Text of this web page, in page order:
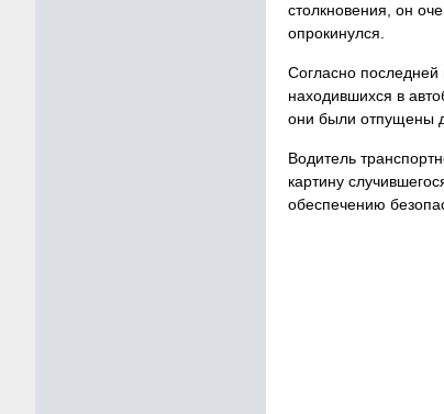
столкновения, он
опрокинулся.
Согласно
находившихся в
они были отпущены
Водитель
картину
обеспечению